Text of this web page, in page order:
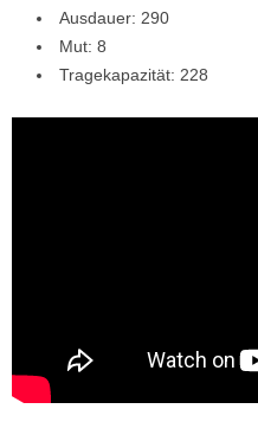
Ausdauer: 290
Mut: 8
Tragekapazität: 228